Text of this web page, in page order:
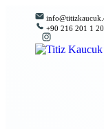
+90 216 201 1